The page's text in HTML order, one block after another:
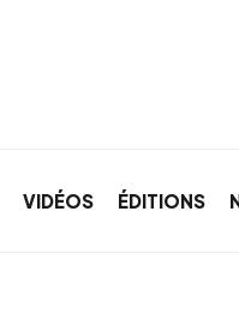
VIDÉOS ÉDITIONS